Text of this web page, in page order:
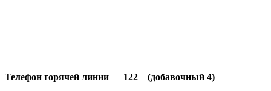
Телефон горячей линии 122 (добавочный 4)